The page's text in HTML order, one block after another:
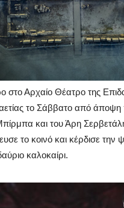
στο Αρχαίο Θέατρο της
το Σάββατο από
και του Άρη
το κοινό και κέρδισε
καλοκαίρι.